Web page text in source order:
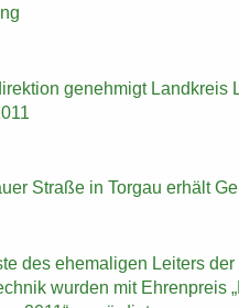
ge­neh­migt Land­kreis
Stra­ße in Tor­gau er­hält
des ehe­ma­li­gen Lei­ters
wur­den mit Eh­ren­preis